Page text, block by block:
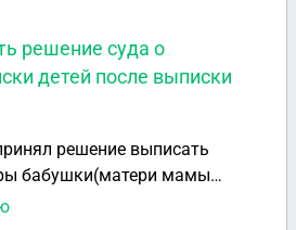
решение суда о
детей после выписки
решение выписать
бабушки(матери мамы
быть прописаными. Не